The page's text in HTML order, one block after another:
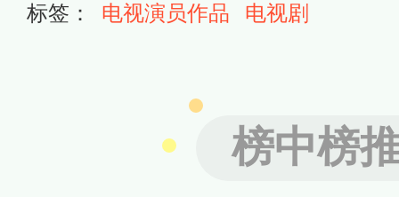
标签： 电视演员作品 电视剧
榜中榜